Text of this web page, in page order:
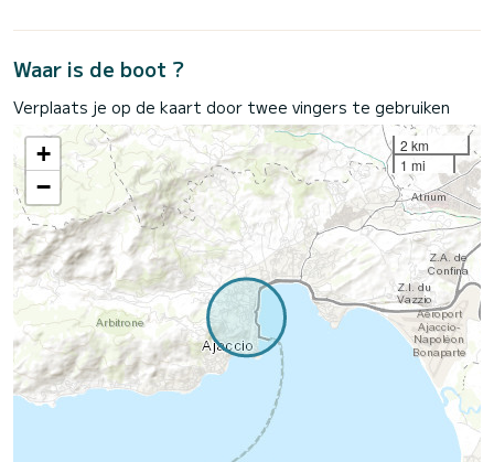
Waar is de boot ?
Verplaats je op de kaart door twee vingers te gebruiken
+
−
2 km
1 mi